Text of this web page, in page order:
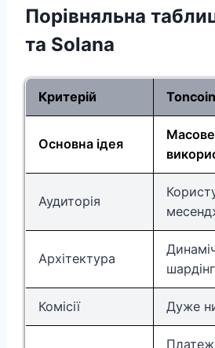
Порівняльна
та Solana
Критерій Toncoin
Основна ідея
Масове
Аудиторія
Архітектура
шардінг
Комісії Дуже